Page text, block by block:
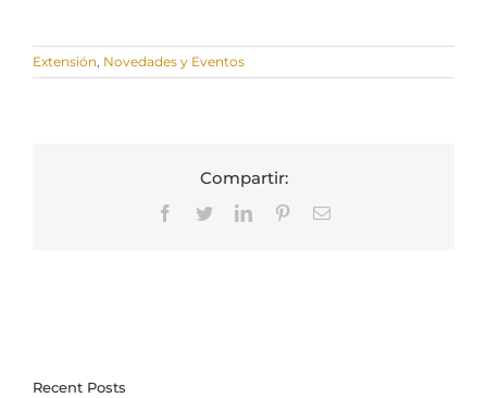
Extensión, Novedades y Eventos
Compartir:
Facebook
TwitterLinkedInPinterestCorreo
Recent Posts